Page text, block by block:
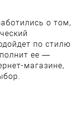
о том,
по стилю
ее —
магазине,